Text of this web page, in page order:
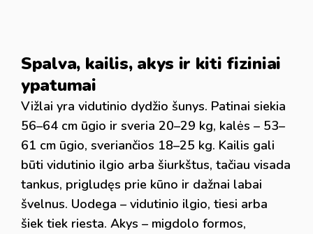
Spalva, kailis, akys ir kiti fiziniai
ypatumai
Vižlai yra vidutinio dydžio šunys. Patinai siekia
56–64 cm ūgio ir sveria 20–29 kg, kalės – 53–
61 cm ūgio, sveriančios 18–25 kg. Kailis gali
būti vidutinio ilgio arba šiurkštus, tačiau visada
tankus, prigludęs prie kūno ir dažnai labai
švelnus. Uodega – vidutinio ilgio, tiesi arba
šiek tiek riesta. Akys – migdolo formos,